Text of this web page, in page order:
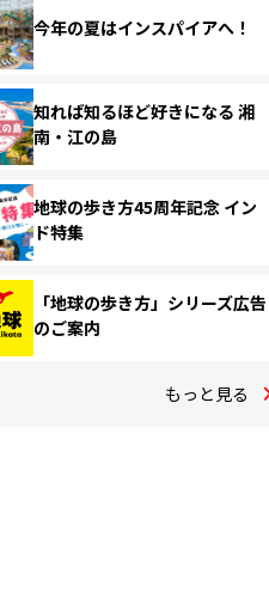
今年の夏はインスパイアへ！
知れば知るほど好きになる 湘
南・江の島
地球の歩き方45周年記念 イン
ド特集
「地球の歩き方」シリーズ広告
のご案内
もっと見る